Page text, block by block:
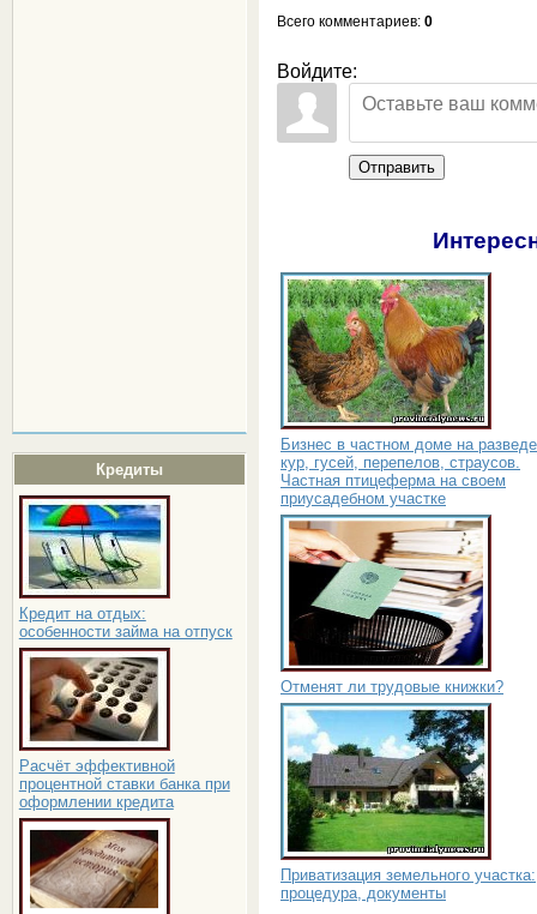
Кредиты
Кредит на отдых:
особенности займа на отпуск
Расчёт эффективной
процентной ставки банка при
оформлении кредита
Всего комментариев: 0
Войдите:
Отправить
Бизнес в частном доме на
кур, гусей, перепелов, страусов.
Частная птицеферма на своем
приусадебном участке
Отменят ли трудовые книжки?
Приватизация земельного участка:
процедура, документы